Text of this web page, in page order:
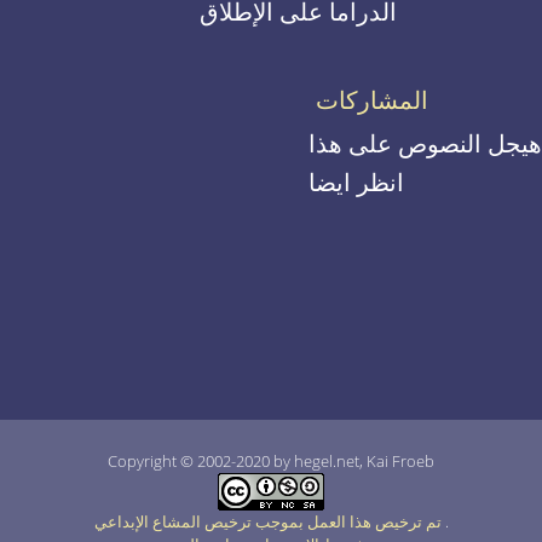
الدراما على الإطلاق
المشاركات
هيجل النصوص على هذا
انظر ايضا
Copyright © 2002-2020 by hegel.net, Kai Froeb
.